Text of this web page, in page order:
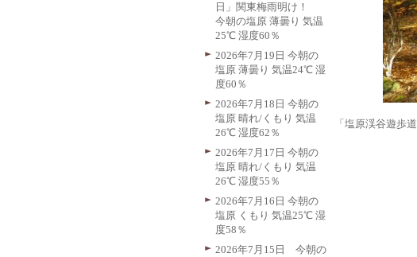
「塩原渓谷遊歩
日」関東梅雨明け！
今朝の塩原 薄曇り 気温
25℃ 湿度60％
2026年7月19日 今朝の
塩原 薄曇り 気温24℃ 湿
度60％
2026年7月18日 今朝の
塩原 晴れ/くもり 気温
26℃ 湿度62％
2026年7月17日 今朝の
塩原 晴れ/くもり 気温
26℃ 湿度55％
2026年7月16日 今朝の
塩原 くもり 気温25℃ 湿
度58％
2026年7月15日 今朝の